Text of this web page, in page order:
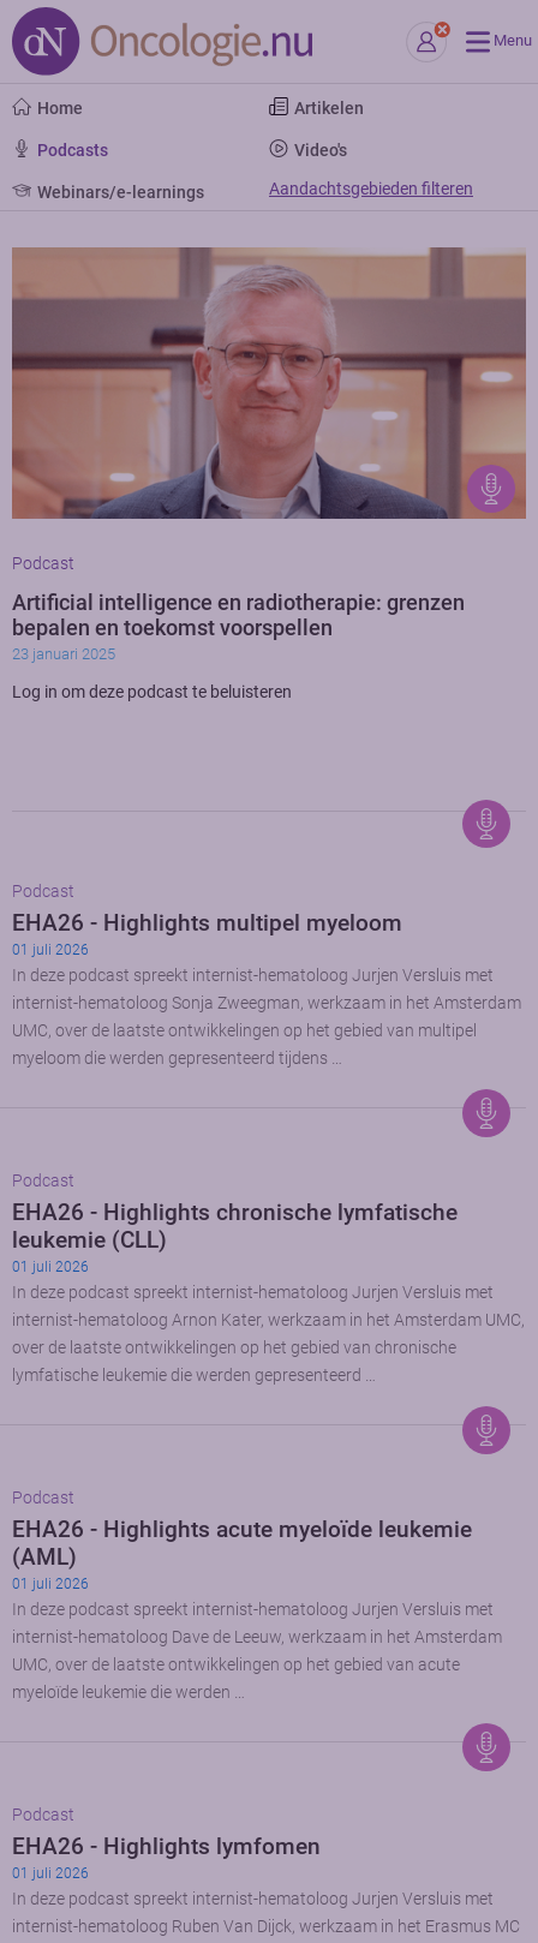
Menu
Home Artikelen
Podcasts Video's
Webinars/e-learnings Aandachtsgebieden filteren
Podcast
Artificial intelligence en radiotherapie: grenzen
bepalen en toekomst voorspellen
23 januari 2025
Log in om deze podcast te beluisteren
Podcast
EHA26 - Highlights multipel myeloom
01 juli 2026
In deze podcast spreekt internist-hematoloog Jurjen Versluis met
internist-hematoloog Sonja Zweegman, werkzaam in het Amsterdam
UMC, over de laatste ontwikkelingen op het gebied van multipel
myeloom die werden gepresenteerd tijdens …
Podcast
EHA26 - Highlights chronische lymfatische
leukemie (CLL)
01 juli 2026
In deze podcast spreekt internist-hematoloog Jurjen Versluis met
internist-hematoloog Arnon Kater, werkzaam in het Amsterdam UMC,
over de laatste ontwikkelingen op het gebied van chronische
lymfatische leukemie die werden gepresenteerd …
Podcast
EHA26 - Highlights acute myeloïde leukemie
(AML)
01 juli 2026
In deze podcast spreekt internist-hematoloog Jurjen Versluis met
internist-hematoloog Dave de Leeuw, werkzaam in het Amsterdam
UMC, over de laatste ontwikkelingen op het gebied van acute
myeloïde leukemie die werden …
Podcast
EHA26 - Highlights lymfomen
01 juli 2026
In deze podcast spreekt internist-hematoloog Jurjen Versluis met
internist-hematoloog Ruben Van Dijck, werkzaam in het Erasmus MC